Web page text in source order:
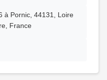
à Pornic, 44131, Loire
France